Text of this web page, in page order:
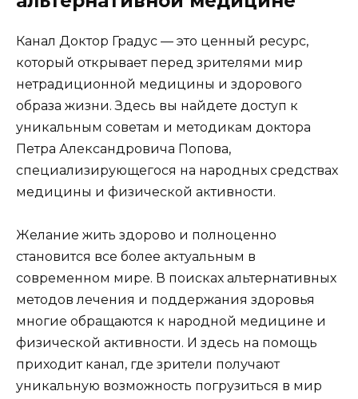
Канал Доктор Градус — это ценный ресурс,
который открывает перед зрителями мир
нетрадиционной медицины и здорового
образа жизни. Здесь вы найдете доступ к
уникальным советам и методикам доктора
Петра Александровича Попова,
специализирующегося на народных средствах
медицины и физической активности.
Желание жить здорово и полноценно
становится все более актуальным в
современном мире. В поисках альтернативных
методов лечения и поддержания здоровья
многие обращаются к народной медицине и
физической активности. И здесь на помощь
приходит канал, где зрители получают
уникальную возможность погрузиться в мир